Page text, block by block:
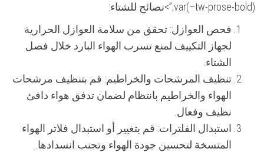
var(–tw-prose-bold);”>نصائح للشتاء:
فحص العوازل: تحقق من سلامة العوازل الحرارية
لجهاز التكييف لمنع تسرب الهواء البارد خلال فصل
الشتاء.
تنظيف المرشحات والخراطيم: قم بتنظيف مرشحات
الهواء والخراطيم بانتظام لضمان تدفق هواء دافئ
نظيف وفعال.
استبدال الفلترات: قم بتغيير أو استبدال فلاتر الهواء
المتسخة لتحسين جودة الهواء وتجنب انسدادها.